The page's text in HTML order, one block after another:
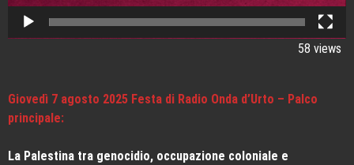
58 views
Giovedì 7 agosto 2025 Festa di Radio Onda d’Urto – Palco
principale:
La Palestina tra genocidio, occupazione coloniale e